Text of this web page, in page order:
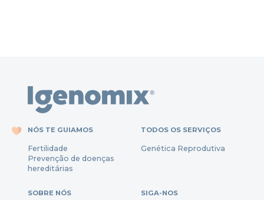
NÓS TE GUIAMOS
Fertilidade
Prevenção dedoenças
hereditárias
TODOS OS SERVIÇOS
Genética Reprodutiva
SOBRE NÓS SIGA-NOS